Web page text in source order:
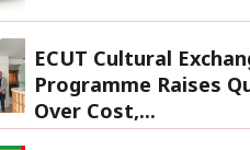
ECUT Cultural
Programme Raises
Over Cost,...